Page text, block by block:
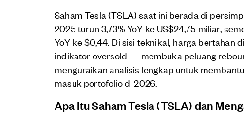
Saham Tesla (TSLA) saat ini berada di
2025 turun 3,73% YoY ke US$24,75 miliar,
YoY ke $0,44. Di sisi teknikal, harga bertahan
indikator oversold — membuka peluang
menguraikan analisis lengkap untuk
masuk portofolio di 2026.
Apa Itu Saham Tesla (TSLA) dan